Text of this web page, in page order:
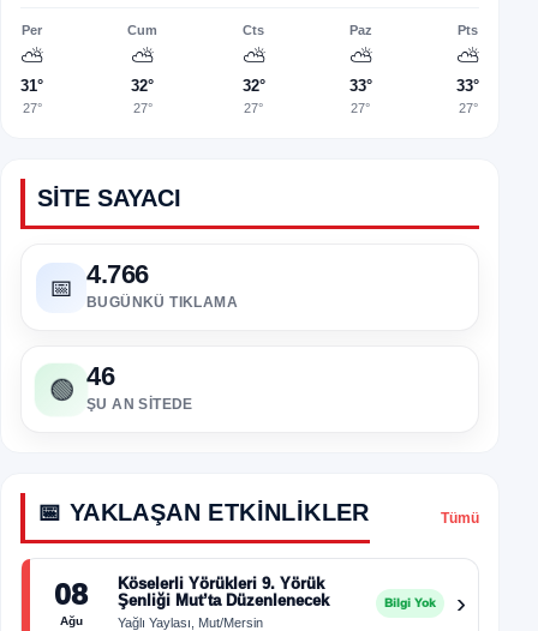
Per
⛅
31°
27°
Cum
⛅
32°
27°
Cts
⛅
32°
27°
Paz
⛅
33°
27°
Pts
⛅
33°
27°
SITE SAYACI
📅 4.766
BUGÜNKÜ TIKLAMA
🟢 46
ŞU AN SITEDE
📅 YAKLAŞAN ETKINLIKLER Tümü
08
Ağu
Köselerli Yörükleri 9. Yörük
Şenliği Mut’ta Düzenlenecek
Yağlı Yaylası, Mut/Mersin
Bilgi Yok ›